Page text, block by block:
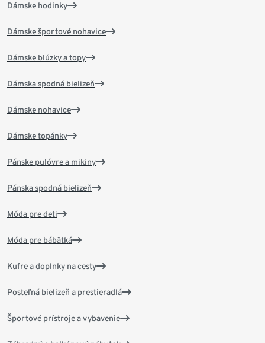
Dámske hodinky
Dámske športové nohavice
Dámske blúzky a topy
Dámska spodná bielizeň
Dámske nohavice
Dámske topánky
Pánske pulóvre a mikiny
Pánska spodná bielizeň
Móda pre deti
Móda pre bábätká
Kufre a doplnky na cesty
Posteľná bielizeň a prestieradlá
Športové prístroje a vybavenie